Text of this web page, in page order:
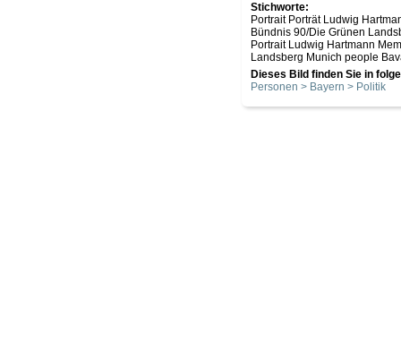
Stichworte:
Portrait Porträt Ludwig
Bündnis 90/Die Grünen
Portrait Ludwig Hartmann
Landsberg Munich people
Dieses Bild finden Sie in
Personen > Bayern > Politik